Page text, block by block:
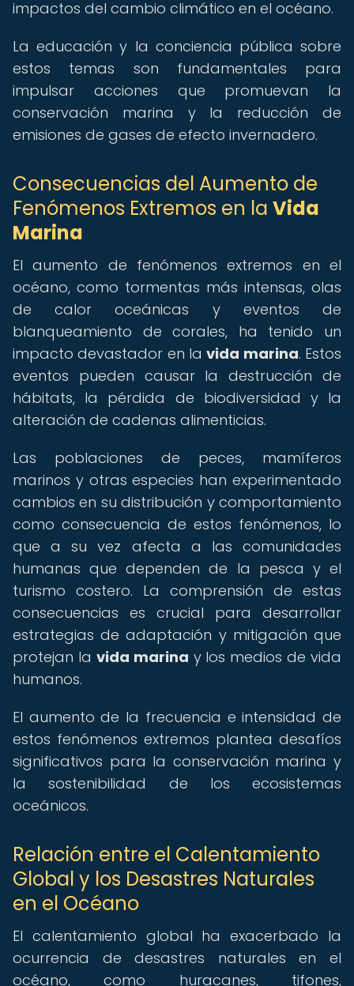
impactos del cambio climático en el océano.
La educación y la conciencia pública sobre
estos temas son fundamentales para
impulsar acciones que promuevan la
conservación marina y la reducción de
emisiones de gases de efecto invernadero.
Consecuencias del Aumento de
Fenómenos Extremos en la Vida
Marina
El aumento de fenómenos extremos en el
océano, como tormentas más intensas, olas
de calor oceánicas y eventos de
blanqueamiento de corales, ha tenido un
impacto devastador en lavida marina. Estos
eventos pueden causar la destrucción de
hábitats, la pérdida de biodiversidad y la
alteración de cadenas alimenticias.
Las poblaciones de peces, mamíferos
marinos y otras especies han experimentado
cambios en su distribución y comportamiento
como consecuencia de estos fenómenos, lo
que a su vez afecta a las comunidades
humanas que dependen de la pesca y el
turismo costero. La comprensión de estas
consecuencias es crucial para desarrollar
estrategias de adaptación y mitigación que
protejan la vida marina y los medios de vida
humanos.
El aumento de la frecuencia e intensidad de
estos fenómenos extremos plantea desafíos
significativos para la conservación marina y
la sostenibilidad de los ecosistemas
oceánicos.
Relación entre el Calentamiento
Global y los Desastres Naturales
en el Océano
El calentamiento global ha exacerbado la
ocurrencia de desastres naturales en el
océano, como huracanes, tifones,